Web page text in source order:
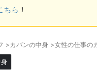
ちら ！
>カバンの中身 >女性の仕事の